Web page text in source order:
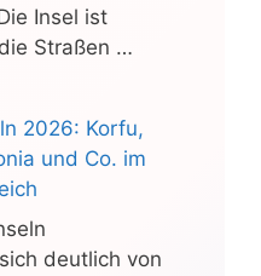
Insel ist
Straßen …
2026: Korfu,
und Co. im
deutlich von